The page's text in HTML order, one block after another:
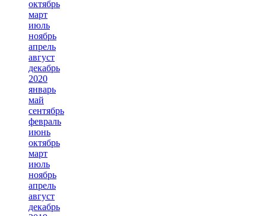
октябрь
март
июль
ноябрь
апрель
август
декабрь
2020
январь
май
сентябрь
февраль
июнь
октябрь
март
июль
ноябрь
апрель
август
декабрь